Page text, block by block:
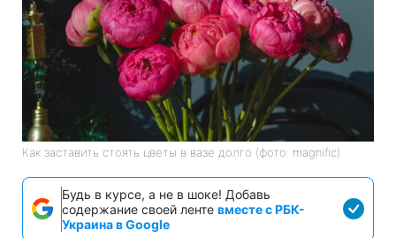
Как заставить стоять цветы в вазе долго (фото: magnific)
Будь в курсе, а не в шоке! Добавь
содержание своей ленте вместе с РБК-
Украина в Google